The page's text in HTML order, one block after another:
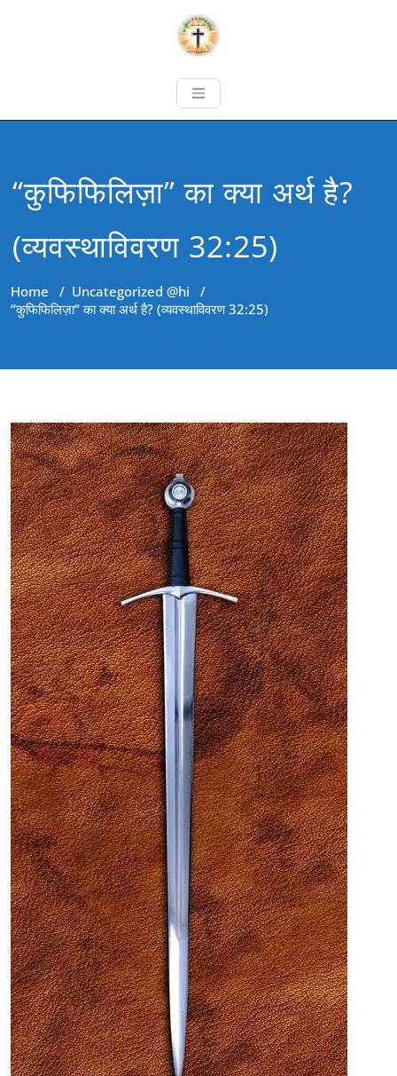
“कुफिफिलिज़ा” का क्या अर्थ है?
(व्यवस्थाविवरण 32:25)
Home / Uncategorized @hi /
“कुफिफिलिज़ा” का क्या अर्थ है? (व्यवस्थाविवरण 32:25)